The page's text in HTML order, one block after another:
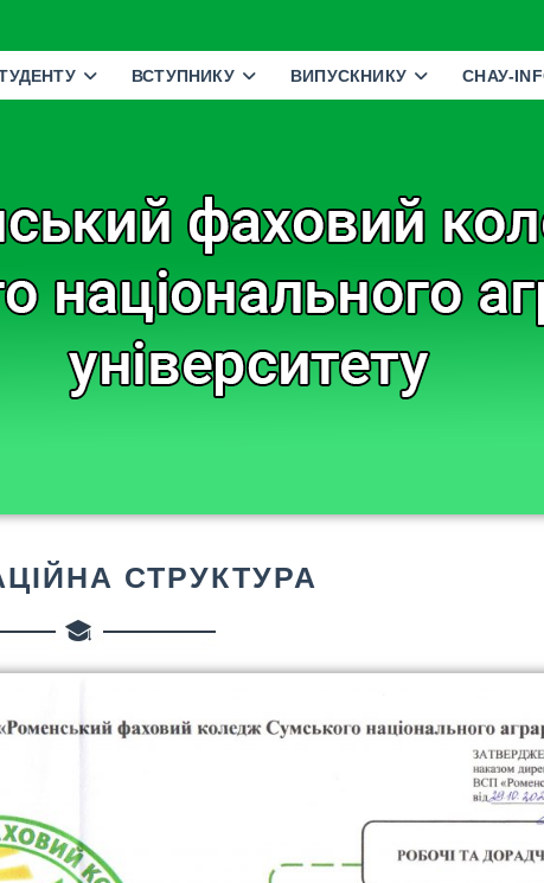
ВСТУПНИКУ ВИПУСКНИКУ СНАУ-
СТРУКТУРА